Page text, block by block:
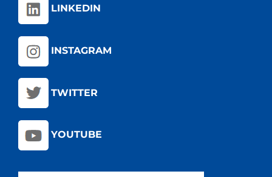
LINKEDIN
INSTAGRAM
TWITTER
YOUTUBE